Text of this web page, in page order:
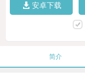
安卓下载
简介